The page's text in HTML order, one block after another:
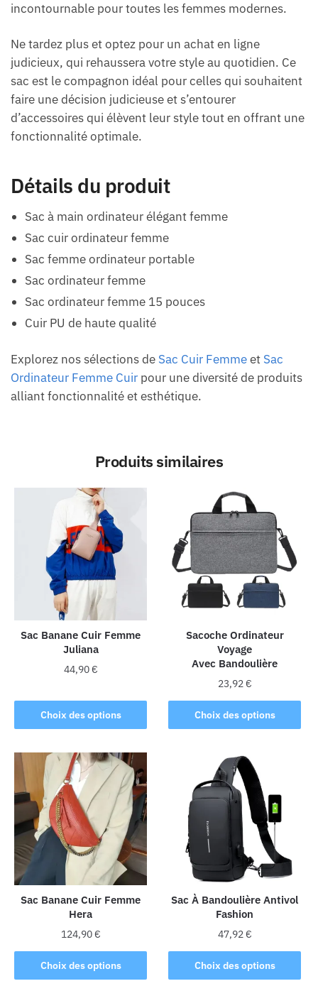
incontournable pour toutes les femmes modernes.
Ne tardez plus et optez pour un achat en ligne
judicieux, qui rehaussera votre style au quotidien. Ce
sac est le compagnon idéal pour celles qui souhaitent
faire une décision judicieuse et s’entourer
d’accessoires qui élèvent leur style tout en offrant une
fonctionnalité optimale.
Détails du produit
Sac à main ordinateur élégant femme
Sac cuir ordinateur femme
Sac femme ordinateur portable
Sac ordinateur femme
Sac ordinateur femme 15 pouces
Cuir PU de haute qualité
Explorez nos sélections de Sac Cuir Femmeet Sac
Ordinateur Femme Cuir pour une diversité de produits
alliant fonctionnalité et esthétique.
Produits similaires
Sac Banane Cuir Femme
Juliana
44,90€
Choix des options
produit
a
variations.
Les
options
peuvent
être
choisies
sur
la
page
du
produit
Sacoche Ordinateur
Voyage
Avec Bandoulière
23,92€
Choix des options
Ce
produit
plusieurs
variations.
Les
options
peuvent
être
choisies
sur
la
page
du
produit
Sac Banane Cuir Femme
Hera
124,90€
Choix des options
Ce
produit
Sac À Bandoulière Antivol
Fashion
47,92€
Choix des options
Ce
produit